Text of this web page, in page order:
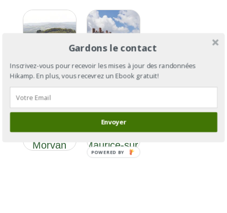
Du
Gâtinais
Marne) au
Morvan
Section 1: De
Fontainebleau
à Saint-
Maurice-sur-
Aveyron
Gardons le contact
Inscrivez-vous pour recevoir les mises à jour des randonnées
Hikamp. En plus, vous recevrez un Ebook gratuit!
Envoyer
POWERED BY